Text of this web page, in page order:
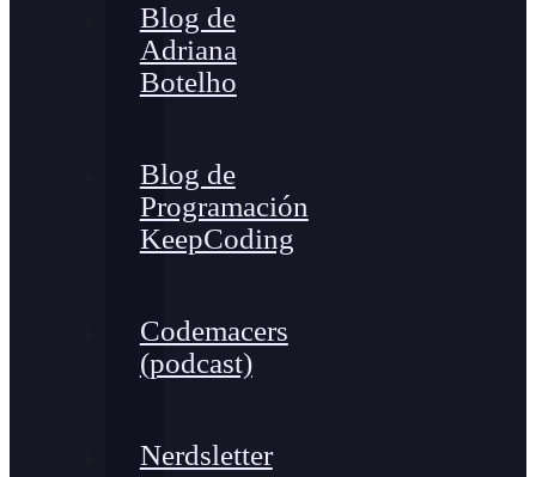
Blog de
Adriana
Botelho
Blog de
Programación
KeepCoding
Codemacers
(podcast)
Nerdsletter